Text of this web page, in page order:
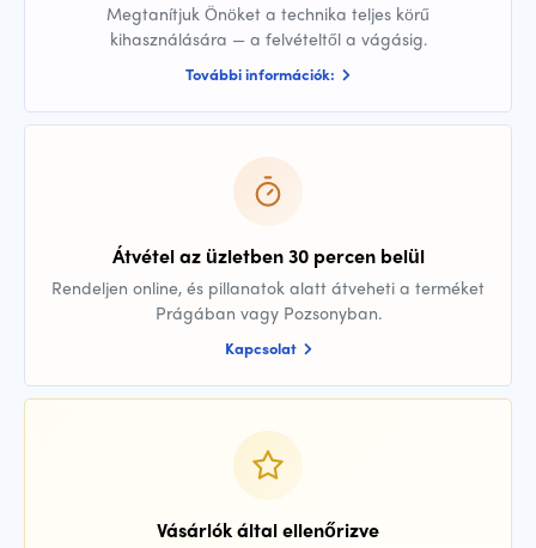
Megtanítjuk Önöket a technika teljes körű
kihasználására — a felvételtől a vágásig.
További információk:
Átvétel az üzletben 30 percen belül
Rendeljen online, és pillanatok alatt átveheti a terméket
Prágában vagy Pozsonyban.
Kapcsolat
Vásárlók által ellenőrizve